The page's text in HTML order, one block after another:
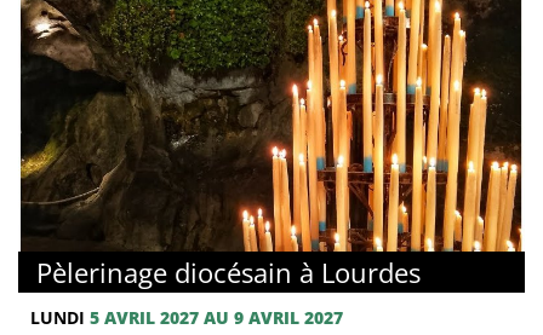
Pèlerinage diocésain à Lourdes
LUNDI 5 AVRIL 2027 AU 9 AVRIL 2027